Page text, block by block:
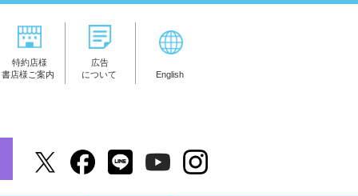
特約店様
書店様ご案内
広告
について
English